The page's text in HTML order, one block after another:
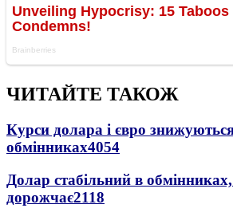
ЧИТАЙТЕ ТАКОЖ
Курси долара і євро
обмінниках4054
Долар стабільний в
дорожчає2118